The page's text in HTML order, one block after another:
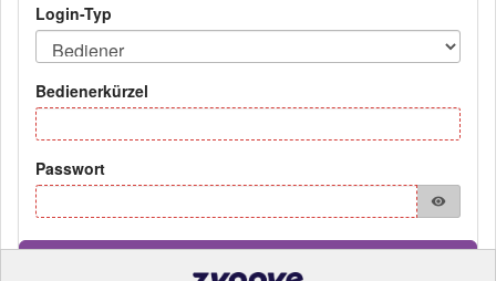
Hauptmenü
Login-Typ
Bedienerkürzel
Passwort
visibility
Anmelden